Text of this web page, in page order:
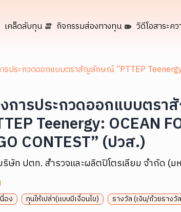
เคล็ดลับทุน กิจกรรมส่องทางทุน วิดีโอสาระค
รประกวดออกแบบตราสัญลักษณ์ “PTTEP
การประกวดออกแบบตร
Teenergy: OCEAN
CONTEST” (ปวส.)
ริษัท ปตท. สำรวจและผลิตปิโตรเลียม จำกัด (
อง
ทุนให้เปล่า(แบบมีเงื่อนไข) รางวัล (เงิน/ถ้วยราง